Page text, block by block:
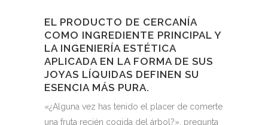
EL PRODUCTO DE CERCANÍA
COMO INGREDIENTE PRINCIPAL Y
LA INGENIERÍA ESTÉTICA
APLICADA EN LA FORMA DE SUS
JOYAS LÍQUIDAS DEFINEN SU
ESENCIA MÁS PURA.
«¿Alguna vez has tenido el placer de comerte
una fruta recién cogida del árbol?», pregunta